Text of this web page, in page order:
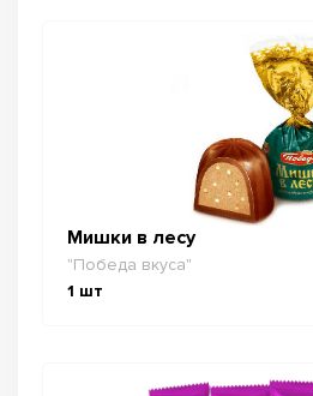
Мишки в лесу
"Победа вкуса"
1 шт